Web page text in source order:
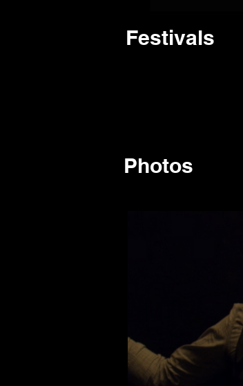
Festivals
Photos